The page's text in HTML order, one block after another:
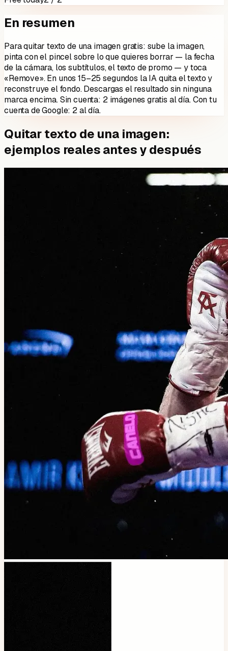
En resumen
Para quitar texto de una imagen gratis: sube la imagen,
pinta con el pincel sobre lo que quieres borrar — la fecha
de la cámara, los subtítulos, el texto de promo — y toca
«Remove». En unos 15–25 segundos la IA quita el texto y
reconstruye el fondo. Descargas el resultado sin ninguna
marca encima. Sin cuenta: 2imágenes gratis al día. Con tu
cuenta de Google: 2al día.
Quitar texto de una imagen:
ejemplos reales antes y después